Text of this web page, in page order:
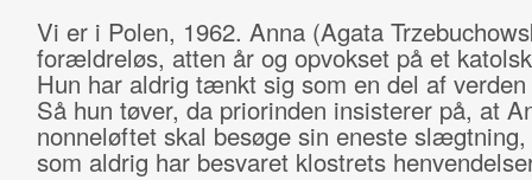
Vi er i Polen, 1962. Anna (Agata
forældreløs, atten år og opvokset på et
Hun har aldrig tænkt sig som en del af verden
Så hun tøver, da priorinden insisterer på, at
nonneløftet skal besøge sin eneste
som aldrig har besvaret klostrets